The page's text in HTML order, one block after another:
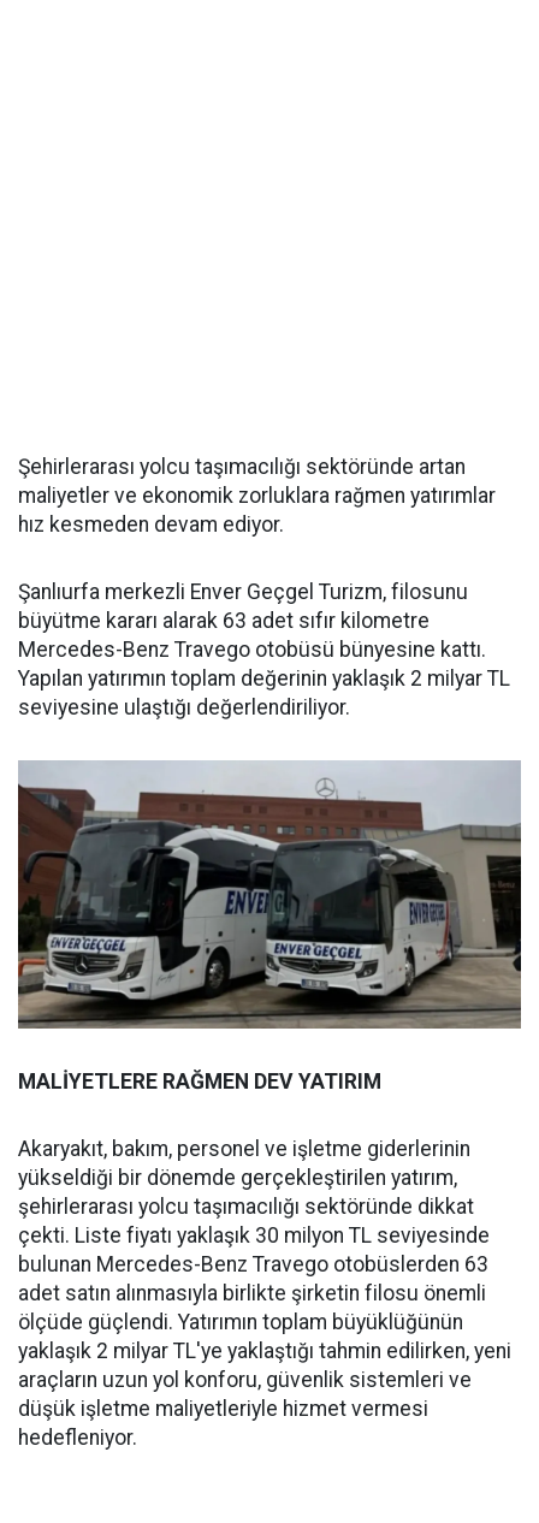
Şehirlerarası yolcu taşımacılığı sektöründe artan
maliyetler ve ekonomik zorluklara rağmen yatırımlar
hız kesmeden devam ediyor.
Şanlıurfa merkezli Enver Geçgel Turizm, filosunu
büyütme kararı alarak 63 adet sıfır kilometre
Mercedes-Benz Travego otobüsü bünyesine kattı.
Yapılan yatırımın toplam değerinin yaklaşık 2 milyar TL
seviyesine ulaştığı değerlendiriliyor.
MALİYETLERE RAĞMEN DEV YATIRIM
Akaryakıt, bakım, personel ve işletme giderlerinin
yükseldiği bir dönemde gerçekleştirilen yatırım,
şehirlerarası yolcu taşımacılığı sektöründe dikkat
çekti. Liste fiyatı yaklaşık 30 milyon TL seviyesinde
bulunan Mercedes-Benz Travego otobüslerden 63
adet satın alınmasıyla birlikte şirketin filosu önemli
ölçüde güçlendi. Yatırımın toplam büyüklüğünün
yaklaşık 2 milyar TL'ye yaklaştığı tahmin edilirken, yeni
araçların uzun yol konforu, güvenlik sistemleri ve
düşük işletme maliyetleriyle hizmet vermesi
hedefleniyor.